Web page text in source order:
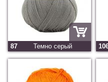
87 Темно серый